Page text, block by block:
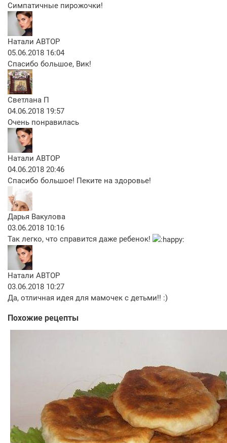
Симпатичные пирожочки!
Натали АВТОР
05.06.2018 16:04
Спасибо большое, Вик!
Светлана П
04.06.2018 19:57
Очень понравилась
Натали АВТОР
04.06.2018 20:46
Спасибо большое! Пеките на здоровье!
Дарья Вакулова
03.06.2018 10:16
Так легко, что справится даже ребенок!
Натали АВТОР
03.06.2018 10:27
Да, отличная идея для мамочек с детьми!! :)
Похожие рецепты